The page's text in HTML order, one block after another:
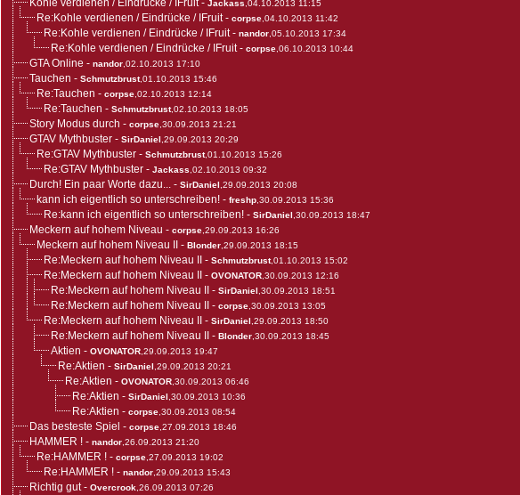
Kohle verdienen / Eindrücke / IFruit- Jackass ,04.10.2013 11:15
Re:Kohle verdienen / Eindrücke / IFruit- corpse ,04.10.2013 11:42
Re:Kohle verdienen / Eindrücke / IFruit- nandor ,05.10.2013 17:34
Re:Kohle verdienen / Eindrücke / IFruit- corpse ,06.10.2013 10:44
GTA Online - nandor ,02.10.2013 17:10
Tauchen - Schmutzbrust,01.10.2013 15:46
Re:Tauchen - corpse ,02.10.2013 12:14
Re:Tauchen - Schmutzbrust,02.10.2013 18:05
Story Modus durch - corpse ,30.09.2013 21:21
GTAV Mythbuster - SirDaniel ,29.09.2013 20:29
Re:GTAV Mythbuster - Schmutzbrust,01.10.2013 15:26
Re:GTAV Mythbuster - Jackass ,02.10.2013 09:32
Durch! Ein paar Worte dazu... - SirDaniel ,29.09.2013 20:08
kann ich eigentlich so unterschreiben! - freshp ,30.09.2013 15:36
Re:kann ich eigentlich so unterschreiben! - SirDaniel ,30.09.2013 18:47
Meckern auf hohem Niveau - corpse ,29.09.2013 16:26
Meckern auf hohem Niveau II - Blonder ,29.09.2013 18:15
Re:Meckern auf hohem Niveau II - Schmutzbrust,01.10.2013 15:02
Re:Meckern auf hohem Niveau II - OVONATOR ,30.09.2013 12:16
Re:Meckern auf hohem Niveau II - SirDaniel ,30.09.2013 18:51
Re:Meckern auf hohem Niveau II - corpse ,30.09.2013 13:05
Re:Meckern auf hohem Niveau II - SirDaniel ,29.09.2013 18:50
Re:Meckern auf hohem Niveau II - Blonder ,30.09.2013 18:45
Aktien - OVONATOR ,29.09.2013 19:47
Re:Aktien - SirDaniel ,29.09.2013 20:21
Re:Aktien - OVONATOR ,30.09.2013 06:46
Re:Aktien - SirDaniel ,30.09.2013 10:36
Re:Aktien - corpse ,30.09.2013 08:54
Das besteste Spiel - corpse ,27.09.2013 18:46
HAMMER ! - nandor ,26.09.2013 21:20
Re:HAMMER ! - corpse ,27.09.2013 19:02
Re:HAMMER ! - nandor ,29.09.2013 15:43
Richtig gut- Overcrook ,26.09.2013 07:26